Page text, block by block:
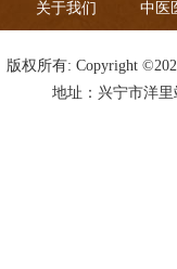
关于我们 中医
版权所有: Copyright
地址：兴宁市洋